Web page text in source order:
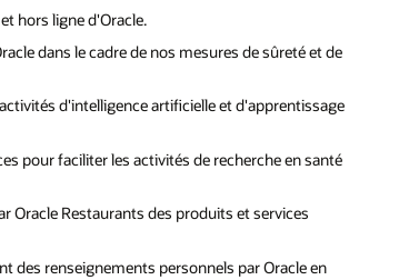
hors ligne d'Oracle.
dans le cadre de nos mesures de sûreté et de
d'intelligence artificielle et d'apprentissage
pour faciliter les activités de recherche en santé
Oracle Restaurants des produits et services
des renseignements personnels par Oracle en